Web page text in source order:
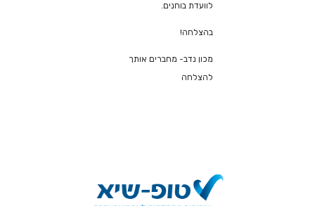
לוועדת בוחנים.
בהצלחה!
מכון נדב- מחברים אותך
להצלחה